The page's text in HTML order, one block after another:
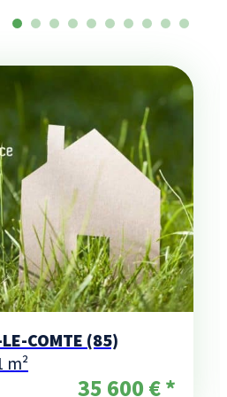
COMTE (85)
m²
35 600 € *